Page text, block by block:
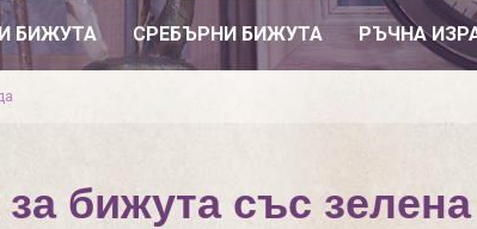
БИЖУТА СРЕБЪРНИ БИЖУТА РЪЧНА
бижута със